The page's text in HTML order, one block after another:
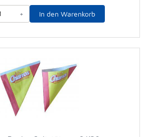
+ In den Warenkorb